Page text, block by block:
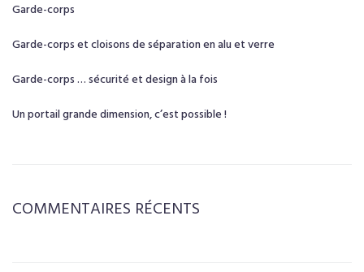
Garde-corps
Garde-corps et cloisons de séparation en alu et verre
Garde-corps … sécurité et design à la fois
Un portail grande dimension, c’est possible !
COMMENTAIRES RÉCENTS